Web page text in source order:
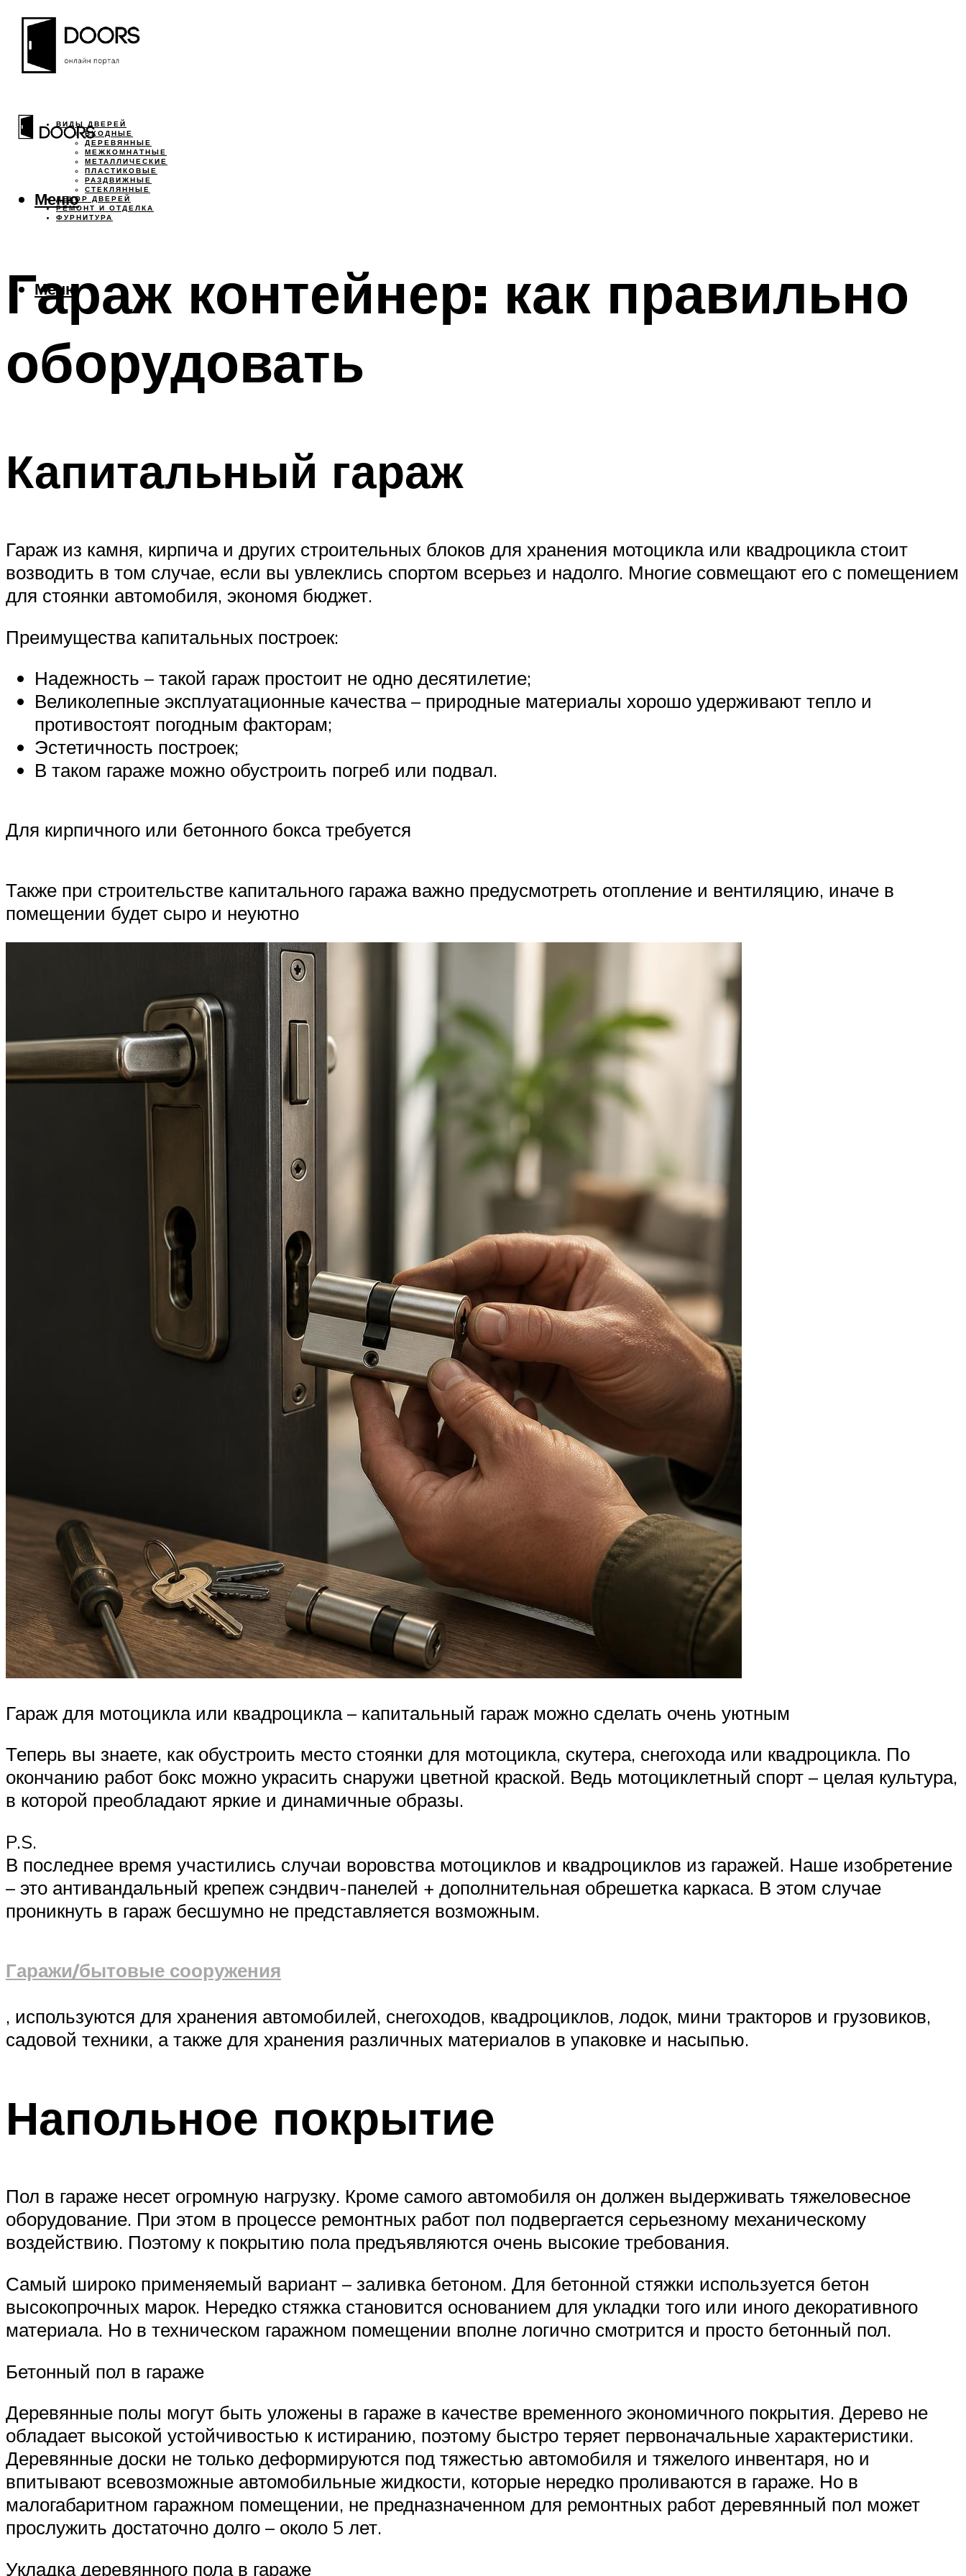
ВИДЫ ДВЕРЕЙ
ВХОДНЫЕ
ДЕРЕВЯННЫЕ
МЕЖКОМНАТНЫЕ
МЕТАЛЛИЧЕСКИЕ
ПЛАСТИКОВЫЕ
РАЗДВИЖНЫЕ
СТЕКЛЯННЫЕ
ДЕКОР ДВЕРЕЙ
РЕМОНТ И ОТДЕЛКА
ФУРНИТУРА
Меню
Меню
Гараж контейнер: как правильно
оборудовать
Капитальный гараж
Гараж из камня, кирпича и других строительных блоков для хранения мотоцикла или квадроцикла стоит
возводить в том случае, если вы увлеклись спортом всерьез и надолго. Многие совмещают его с помещением
для стоянки автомобиля, экономя бюджет.
Преимущества капитальных построек:
Надежность – такой гараж простоит не одно десятилетие;
Великолепные эксплуатационные качества – природные материалы хорошо удерживают тепло и
противостоят погодным факторам;
Эстетичность построек;
В таком гараже можно обустроить погреб или подвал.
Для кирпичного или бетонного бокса требуется
Также при строительстве капитального гаража важно предусмотреть отопление и вентиляцию, иначе в
помещении будет сыро и неуютно
Гараж для мотоцикла или квадроцикла – капитальный гараж можно сделать очень уютным
Теперь вы знаете, как обустроить место стоянки для мотоцикла, скутера, снегохода или квадроцикла. По
окончанию работ бокс можно украсить снаружи цветной краской. Ведь мотоциклетный спорт – целая культура,
в которой преобладают яркие и динамичные образы.
P.S.
В последнее время участились случаи воровства мотоциклов и квадроциклов из гаражей. Наше изобретение
– это антивандальный крепеж сэндвич-панелей + дополнительная обрешетка каркаса. В этом случае
проникнуть в гараж бесшумно не представляется возможным.
Гаражи/бытовые сооружения
, используются для хранения автомобилей, снегоходов, квадроциклов, лодок, мини тракторов и грузовиков,
садовой техники, а также для хранения различных материалов в упаковке и насыпью.
Напольное покрытие
Пол в гараже несет огромную нагрузку. Кроме самого автомобиля он должен выдерживать тяжеловесное
оборудование. При этом в процессе ремонтных работ пол подвергается серьезному механическому
воздействию. Поэтому к покрытию пола предъявляются очень высокие требования.
Самый широко применяемый вариант – заливка бетоном. Для бетонной стяжки используется бетон
высокопрочных марок. Нередко стяжка становится основанием для укладки того или иного декоративного
материала. Но в техническом гаражном помещении вполне логично смотрится и просто бетонный пол.
Бетонный пол в гараже
Деревянные полы могут быть уложены в гараже в качестве временного экономичного покрытия. Дерево не
обладает высокой устойчивостью к истиранию, поэтому быстро теряет первоначальные характеристики.
Деревянные доски не только деформируются под тяжестью автомобиля и тяжелого инвентаря, но и
впитывают всевозможные автомобильные жидкости, которые нередко проливаются в гараже. Но в
малогабаритном гаражном помещении, не предназначенном для ремонтных работ деревянный пол может
прослужить достаточно долго – около 5 лет.
Укладка деревянного пола в гараже